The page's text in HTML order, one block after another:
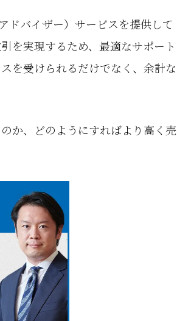
ドバイザー）サービスを提供して
を実現するため、最適なサポート
を受けられるだけでなく、余計な
か、どのようにすればより高く売